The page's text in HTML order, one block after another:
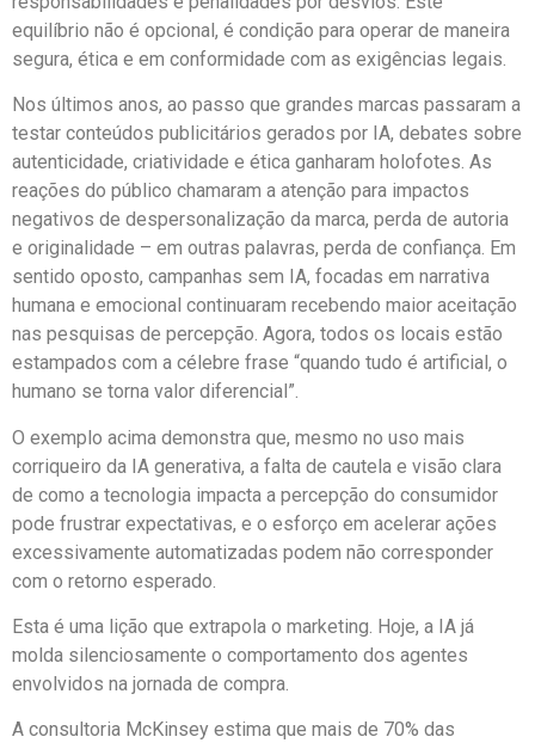
equilíbrio não é opcional, é condição para operar de maneira
segura, ética e em conformidade com as exigências legais.
Nos últimos anos, ao passo que grandes marcas passaram a
testar conteúdos publicitários gerados por IA, debates sobre
autenticidade, criatividade e ética ganharam holofotes. As
reações do público chamaram a atenção para impactos
negativos de despersonalização da marca, perda de autoria
e originalidade – em outras palavras, perda de confiança. Em
sentido oposto, campanhas sem IA, focadas em narrativa
humana e emocional continuaram recebendo maior aceitação
nas pesquisas de percepção. Agora, todos os locais estão
estampados com a célebre frase “quando tudo é artificial, o
humano se torna valor diferencial”.
O exemplo acima demonstra que, mesmo no uso mais
corriqueiro da IA generativa, a falta de cautela e visão clara
de como a tecnologia impacta a percepção do consumidor
pode frustrar expectativas, e o esforço em acelerar ações
excessivamente automatizadas podem não corresponder
com o retorno esperado.
Esta é uma lição que extrapola o marketing. Hoje, a IA já
molda silenciosamente o comportamento dos agentes
envolvidos na jornada de compra.
A consultoria McKinsey estima que mais de 70% das